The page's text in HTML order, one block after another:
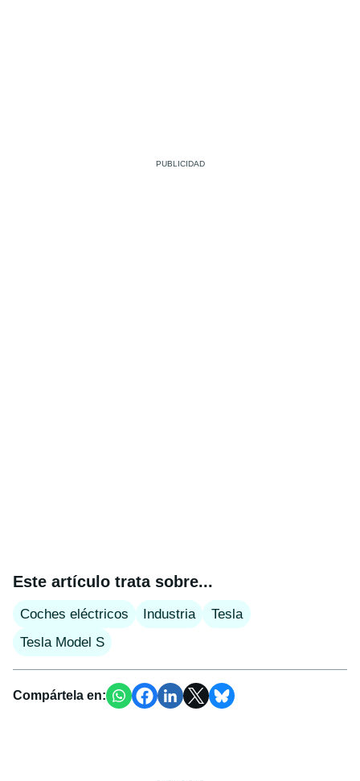
Este artículo trata sobre...
Coches eléctricos Industria
Tesla
Tesla Model S
Compártela en: